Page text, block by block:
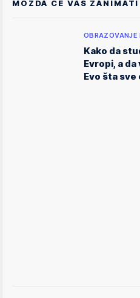
MOŽDA ĆE VAS ZANIMATI
OBRAZOVANJE
Kako da
Evropi, a da
Evo šta